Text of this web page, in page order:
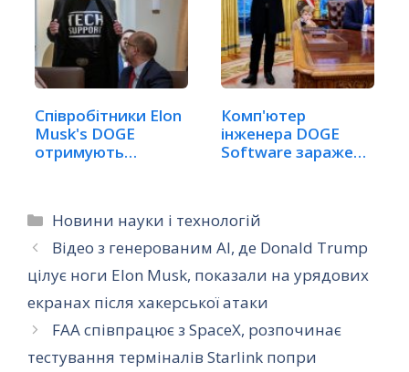
Співробітники Elon
Musk's DOGE
отримують
Комп'ютер
інженера DOGE
Software заражено
Категорії
Новини науки і технологій
Відео з генерованим AI, де Donald Trump
цілує ноги Elon Musk, показали на урядових
екранах після хакерської атаки
FAA співпрацює з SpaceX, розпочинає
тестування терміналів Starlink попри